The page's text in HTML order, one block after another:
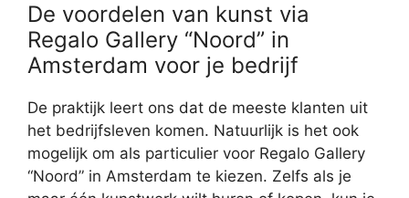
De voordelen van kunst via
Regalo Gallery “Noord” in
Amsterdam voor je bedrijf
De praktijk leert ons dat de meeste klanten uit
het bedrijfsleven komen. Natuurlijk is het ook
mogelijk om als particulier voor Regalo Gallery
“Noord” in Amsterdam te kiezen. Zelfs als je